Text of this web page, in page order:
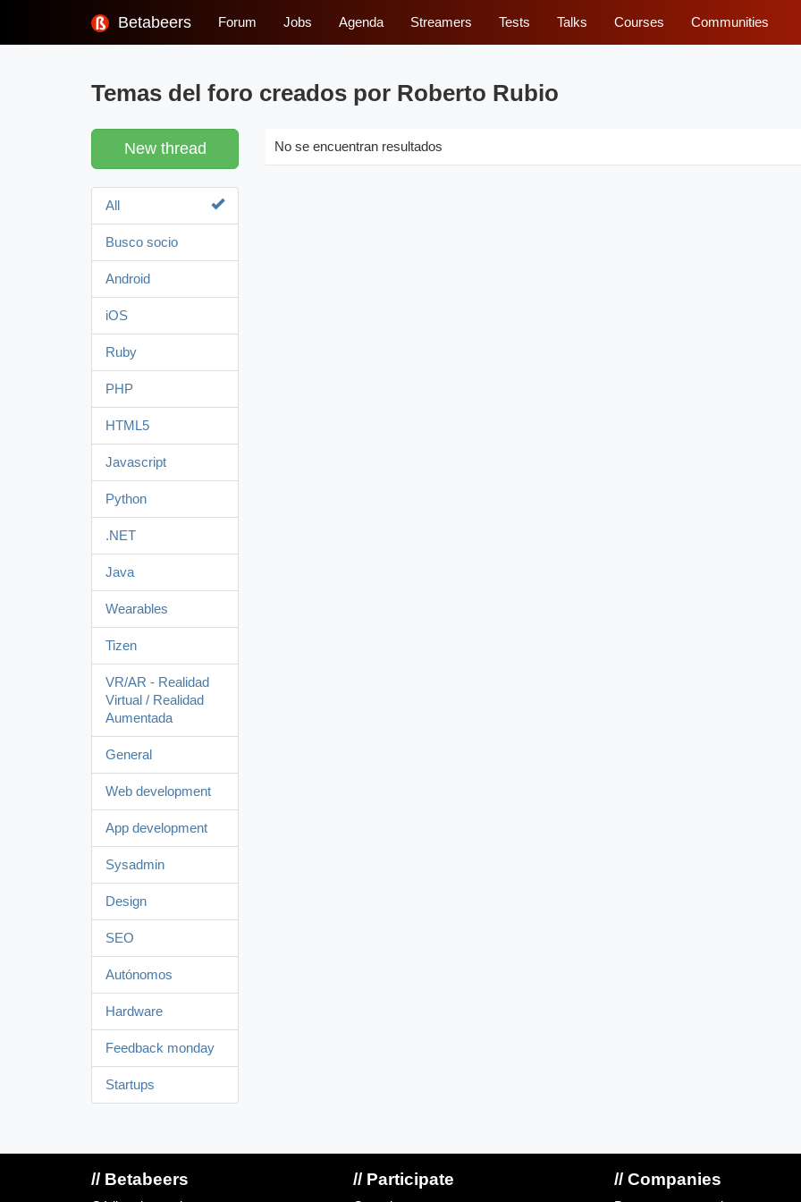
Betabeers Forum Jobs Agenda Streamers Tests Talks Courses Communities
Temas del foro creados por Roberto Rubio
New thread
All
Busco socio
Android
iOS
Ruby
PHP
HTML5
Javascript
Python
.NET
Java
Wearables
Tizen
VR/AR - Realidad
Virtual / Realidad
Aumentada
General
Web development
App development
Sysadmin
Design
SEO
Autónomos
Hardware
Feedback monday
Startups
No se encuentran resultados
// Betabeers // Participate // Companies